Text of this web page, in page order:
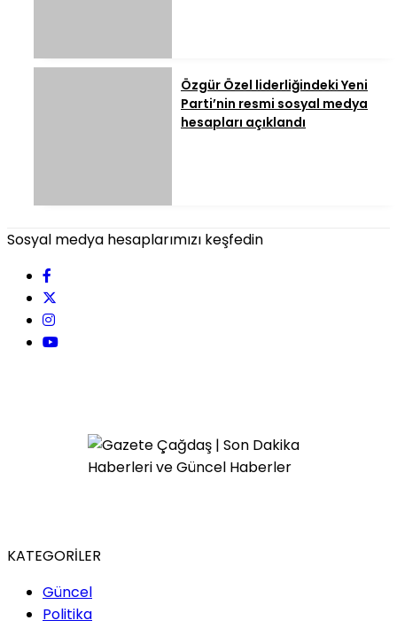
Özgür Özel liderliğindeki Yeni
Parti’nin resmi sosyal medya
hesapları açıklandı
Sosyal medya hesaplarımızı keşfedin
KATEGORİLER
Güncel
Politika